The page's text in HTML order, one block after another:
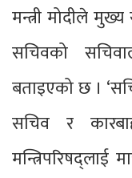
मन्त्री मोदीले
सचिवको
बताइएको छ ।
सचिव र
मन्त्रिपरिषद्लाई